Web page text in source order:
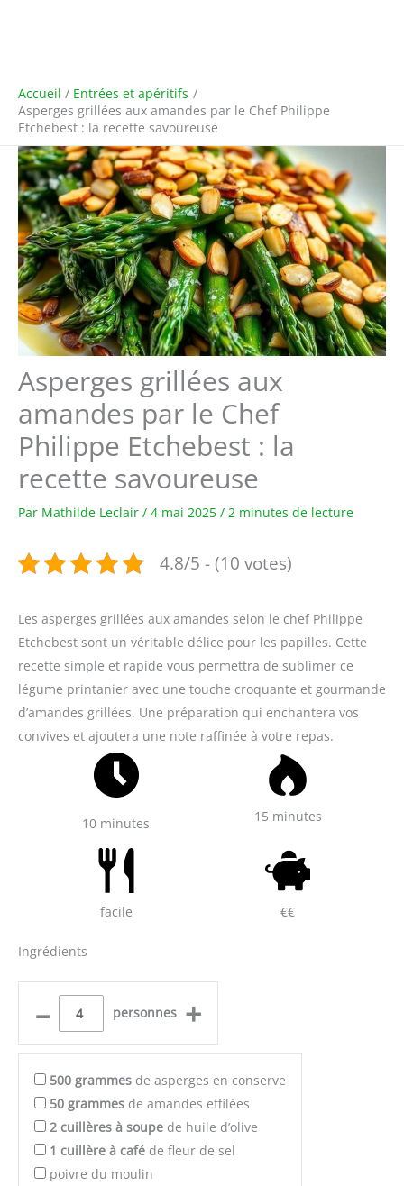
Accueil
Entrées et apéritifs
Asperges grillées aux amandes par le Chef Philippe
Etchebest : la recette savoureuse
Asperges grillées aux
amandes par le Chef
Philippe Etchebest : la
recette savoureuse
Par Mathilde Leclair / 4 mai 2025 / 2 minutes de lecture
4.8/5 - (10 votes)
Les asperges grillées aux amandes selon le chef Philippe
Etchebest sont un véritable délice pour les papilles. Cette
recette simple et rapide vous permettra de sublimer ce
légume printanier avec une touche croquante et gourmande
d’amandes grillées. Une préparation qui enchantera vos
convives et ajoutera une note raffinée à votre repas.
10 minutes 15 minutes
facile €€
Ingrédients
– personnes +
500 grammes de asperges en conserve
50 grammes de amandes effilées
2 cuillères à soupe de huile d’olive
1 cuillère à café de fleur de sel
poivre du moulin